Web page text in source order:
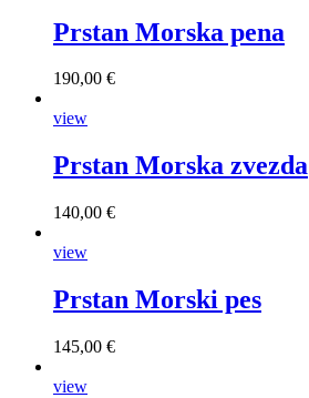
Prstan Morska pena
190,00 €
view
Prstan Morska zvezda
140,00 €
view
Prstan Morski pes
145,00 €
view